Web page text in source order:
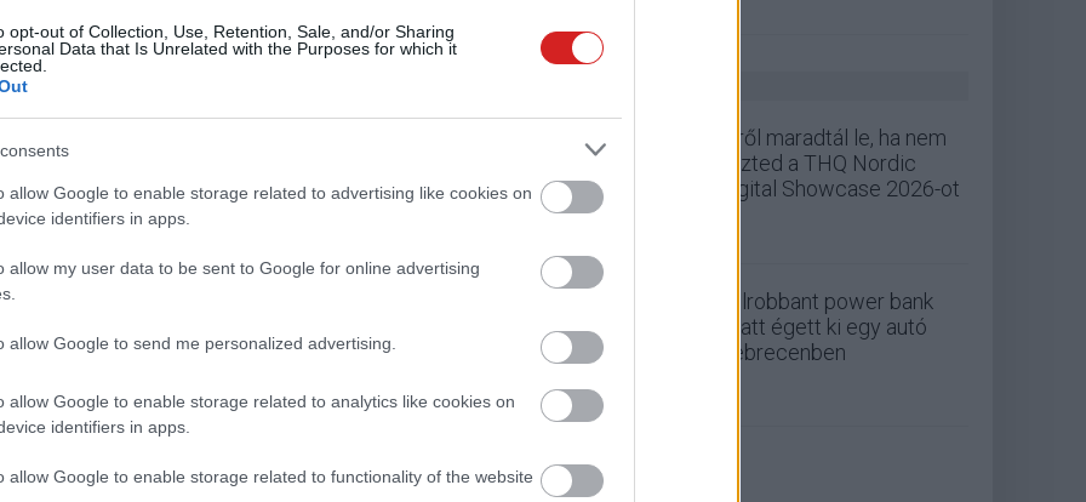
opt-out of Collection, Use, Retention, Sale, and/or Sharing
Data that Is Unrelated with the Purposes for which it
allow Google to enable storage related to advertising like cookies on
identifiers in apps.
allow my user data to be sent to Google for online advertising
allow Google to send me personalized advertising.
allow Google to enable storage related to analytics like cookies on
identifiers in apps.
allow Google to enable storage related to functionality of the website
mostantól támogatják a Netflix tartalmainak
kontrasztot, élénkebb színeket és lenyűgöző
kínálja, mivel mélyebb kontraszttal és
élményt"
üzletágának ügyvezető alelnöke. Hozzátette,
és további partnerekkel való együttműködés a
amely jelenetről jelenetre igazítja a fényerő-
a lehető legélesebb és legrészletesebb formában
eredeti szándékát, így a nézők még élethűbb
Erről maradtál le, ha nem
nézted a THQ Nordic
Digital Showcase 2026-ot
Felrobbant power bank
miatt égett ki egy autó
Debrecenben